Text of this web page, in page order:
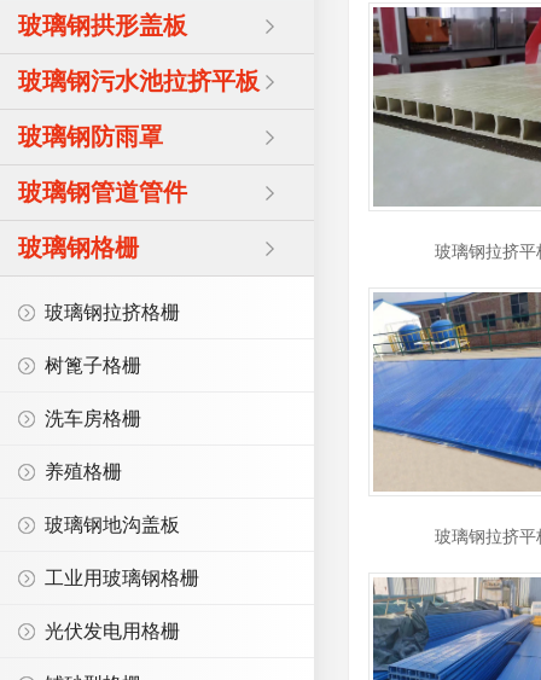
玻璃钢拱形盖板
玻璃钢污水池拉挤平板
玻璃钢防雨罩
玻璃钢管道管件
玻璃钢格栅
玻璃钢拉挤格栅
树篦子格栅
洗车房格栅
养殖格栅
玻璃钢地沟盖板
工业用玻璃钢格栅
光伏发电用格栅
玻璃钢拉挤平
玻璃钢拉挤平